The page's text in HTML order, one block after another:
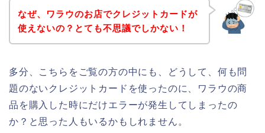
なぜ、ワラウのお店でクレジットカードが
使えないの？とても不思議でしかない！
多分、こちらをご覧の方の中にも、どうして、何も問
題のないクレジットカードを使ったのに、ワラウの商
品を購入した時にだけエラーが発生してしまったの
か？と思った人もいるかもしれません。